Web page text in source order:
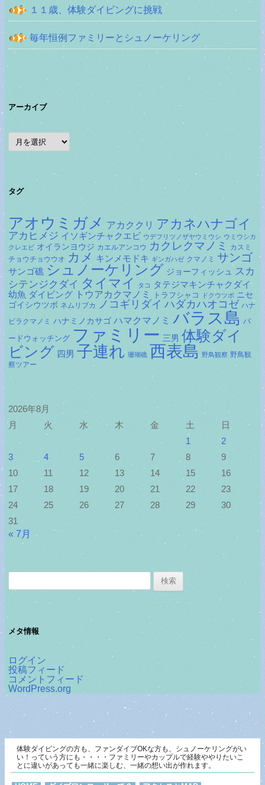
１１歳、体験ダイビングに挑戦
毎年恒例ファミリーとシュノーケリング
アーカイブ
ア
ー
タグ
アオウミガメ アカククリ アカネハナゴイ
アカヒメジ イソギンチャクエビ ウデフリツノザヤウミウシ ウミウシカ
クレエビ オイランヨウジ カエルアンコウ カクレクマノミ
カスミ
チョウチョウウオ カメ キンメモドキ ギンガハゼ クマノミ サンゴ
サンゴ礁 シュノーケリング ジョーフィッシュ スカ
シテンジクダイ タイマイ タコ
タテジマキンチャクダイ
幼魚 ダイビング トウアカクマノミ トラフシャコ ドクウツボ ニセ
ゴイシウツボ ネムリブカ ノコギリダイ ハダカハオコゼ ハナ
ビラクマノミ ハナミノカサゴ ハマクマノミ バラス島 バ
ードウォッチング ファミリー 三男 体験ダイ
ビング 四男 子連れ 珊瑚礁 西表島 野鳥観察 野鳥観
察ツアー
2026年8月
月
火 水 木 金 土
日
1
2
3
4 5 6 7 8
9
10
11 12 13 14 15
16
17
18 19 20 21 22
23
24
25 26 27 28 29
30
31
« 7月
メタ情報
ログイン
投稿フィード
コメントフィード
WordPress.org
体験ダイビングの方も、ファンダイブOKな方も、シュノーケリングがい
い！っていう方にも・・・・ファミリーやカップルで経験ややりたいこ
とに違いがあっても一緒に楽しむ、一緒の想い出が作れます。